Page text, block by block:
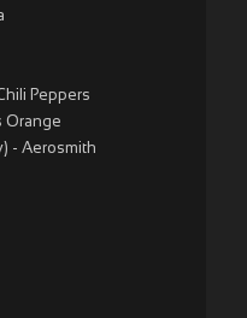
Peppers
Orange
- Aerosmith